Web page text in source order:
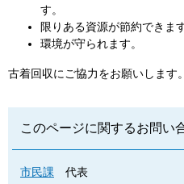
す。
限りある資源が節約できます
環境が守られます。
古着回収にご協力をお願いします。
このページに関するお問い
市民課
代表